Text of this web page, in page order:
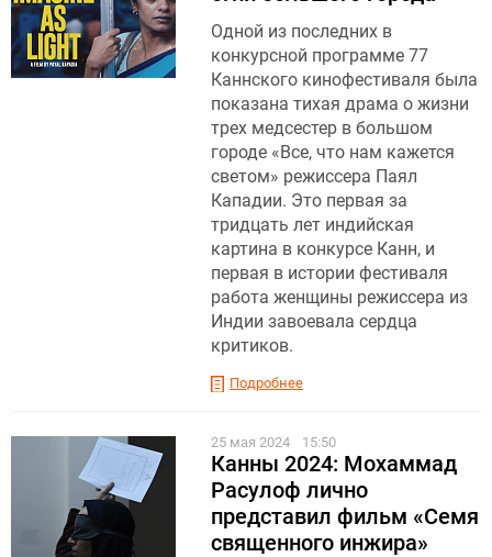
Одной из последних в
конкурсной программе 77
Каннского кинофестиваля была
показана тихая драма о жизни
трех медсестер в большом
городе «Все, что нам кажется
светом» режиссера Паял
Кападии. Это первая за
тридцать лет индийская
картина в конкурсе Канн, и
первая в истории фестиваля
работа женщины режиссера из
Индии завоевала сердца
критиков.
Подробнее
25 мая 2024 15:50
Канны 2024: Мохаммад
Расулоф лично
представил фильм «Семя
священного инжира»